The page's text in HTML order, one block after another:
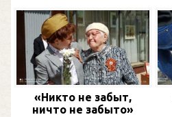
«Никто не забыт,
ничто не забыто»